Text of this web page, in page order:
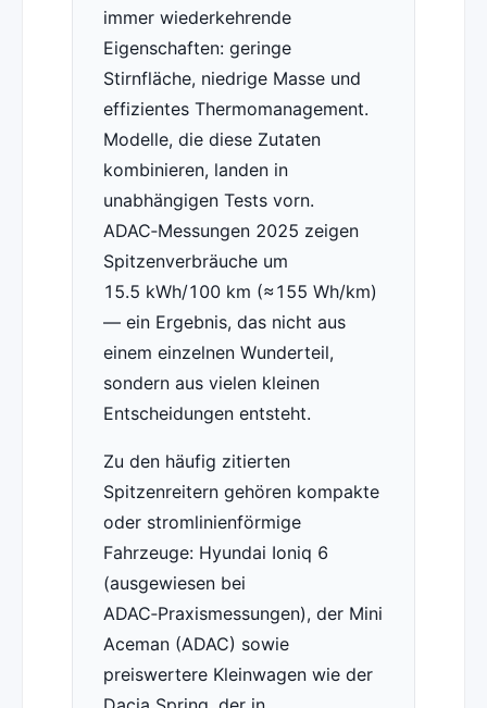
immer wiederkehrende
Eigenschaften: geringe
Stirnfläche, niedrige Masse und
effizientes Thermomanagement.
Modelle, die diese Zutaten
kombinieren, landen in
unabhängigen Tests vorn.
ADAC‑Messungen 2025 zeigen
Spitzenverbräuche um
15.5 kWh/100 km (≈155 Wh/km)
— ein Ergebnis, das nicht aus
einem einzelnen Wunderteil,
sondern aus vielen kleinen
Entscheidungen entsteht.
Zu den häufig zitierten
Spitzenreitern gehören kompakte
oder stromlinienförmige
Fahrzeuge: Hyundai Ioniq 6
(ausgewiesen bei
ADAC‑Praxismessungen), der Mini
Aceman (ADAC) sowie
preiswertere Kleinwagen wie der